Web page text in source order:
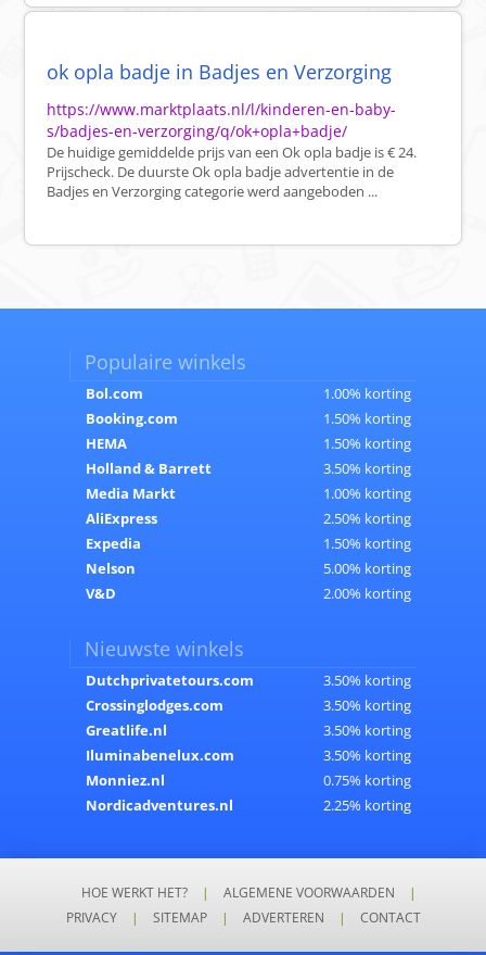
ok opla badje in Badjes en Verzorging
https://www.marktplaats.nl/l/kinderen-en-baby-
s/badjes-en-verzorging/q/ok+opla+badje/
De huidige gemiddelde prijs van een Ok opla badje is € 24.
Prijscheck. De duurste Ok opla badje advertentie in de
Badjes en Verzorging categorie werd aangeboden ...
Populaire winkels
Bol.com
1.00% korting
Booking.com
1.50% korting
HEMA
1.50% korting
Holland & Barrett
3.50% korting
Media Markt
1.00% korting
AliExpress
2.50% korting
Expedia
1.50% korting
Nelson
5.00% korting
V&D
2.00% korting
Nieuwste winkels
Dutchprivatetours.com
3.50% korting
Crossinglodges.com
3.50% korting
Greatlife.nl
3.50% korting
Iluminabenelux.com
3.50% korting
Monniez.nl
0.75% korting
Nordicadventures.nl
2.25% korting
HOE WERKT HET? | ALGEMENE VOORWAARDEN
|
PRIVACY
| SITEMAP | ADVERTEREN | CONTACT